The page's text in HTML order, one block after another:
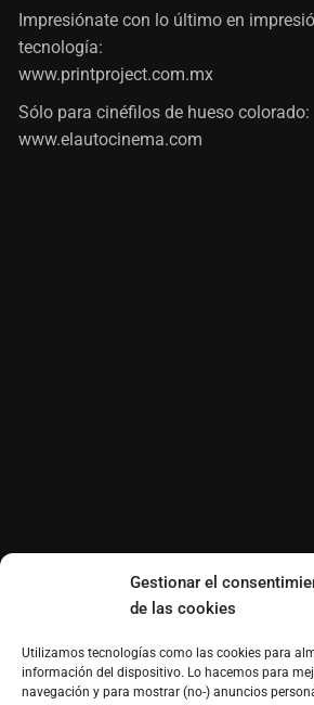
Gestionar el
de las cookies
Utilizamos tecnologías como las cookies para
información del dispositivo. Lo hacemos para
navegación y para mostrar (no-) anuncios
Impresiónate con lo último en
tecnología:
www.printproject.com.mx
Sólo para cinéfilos de hueso colorado:
www.elautocinema.com